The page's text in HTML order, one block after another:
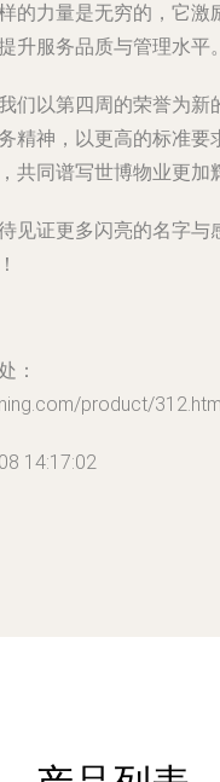
的力量是无穷的，它激
升服务品质与管理水平。
们以第四周的荣誉为新
精神，以更高的标准要
共同谱写世博物业更加
见证更多闪亮的名字与
：
product/
14:17:02